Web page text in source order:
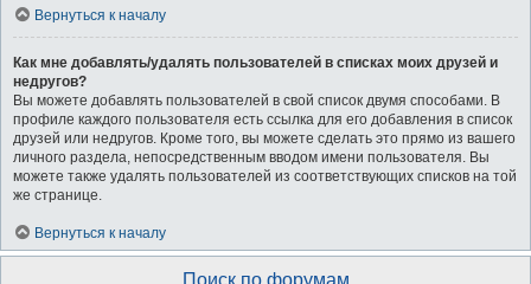
Вернуться к началу
Как мне добавлять/удалять пользователей в списках моих друзей и
недругов?
Вы можете добавлять пользователей в свой список двумя способами. В
профиле каждого пользователя есть ссылка для его добавления в список
друзей или недругов. Кроме того, вы можете сделать это прямо из вашего
личного раздела, непосредственным вводом имени пользователя. Вы
можете также удалять пользователей из соответствующих списков на той
же странице.
Вернуться к началу
Поиск по форумам